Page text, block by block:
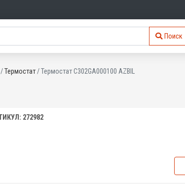
Поиск
Термостат Термостат C302GA000100 AZBIL
272982